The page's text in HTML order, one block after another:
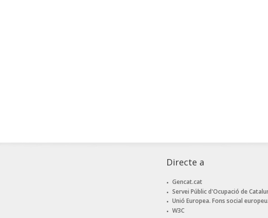
Directe a
Gencat.cat
Servei Públic d'Ocupació de
Unió Europea. Fons social europeu.
W3C